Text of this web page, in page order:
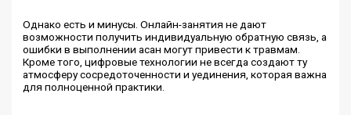
Однако есть и минусы. Онлайн-занятия не дают
возможности получить индивидуальную обратную связь, а
ошибки в выполнении асан могут привести к травмам.
Кроме того, цифровые технологии не всегда создают ту
атмосферу сосредоточенности и уединения, которая важна
для полноценной практики.